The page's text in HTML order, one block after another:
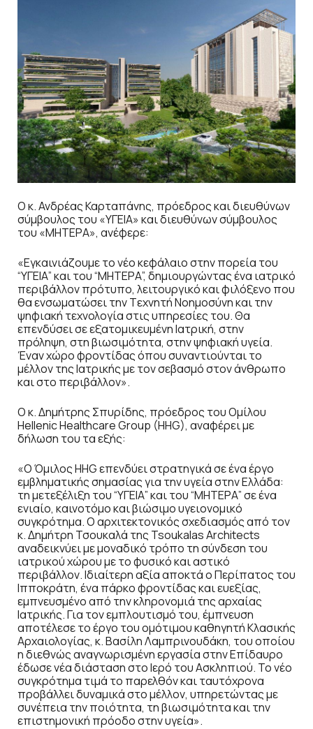
Ο κ. Ανδρέας Καρταπάνης, πρόεδρος και διευθύνων
σύμβουλος του «ΥΓΕΙΑ» και διευθύνων σύμβουλος
του «ΜΗΤΕΡΑ», ανέφερε:
«Εγκαινιάζουμε το νέο κεφάλαιο στην πορεία του
“ΥΓΕΙΑ” και του “ΜΗΤΕΡΑ”, δημιουργώντας ένα ιατρικό
περιβάλλον πρότυπο, λειτουργικό και φιλόξενο που
θα ενσωματώσει την Tεχνητή Nοημοσύνη και την
ψηφιακή τεχνολογία στις υπηρεσίες του. Θα
επενδύσει σε εξατομικευμένη Iατρική, στην
πρόληψη, στη βιωσιμότητα, στην ψηφιακή υγεία.
Έναν χώρο φροντίδας όπου συναντιούνται το
μέλλον της Iατρικής με τον σεβασμό στον άνθρωπο
και στο περιβάλλον».
Ο κ. Δημήτρης Σπυρίδης, πρόεδρος του Ομίλου
Hellenic Healthcare Group (HHG), αναφέρει με
δήλωση του τα εξής:
«Ο Όμιλος HHG επενδύει στρατηγικά σε ένα έργο
εμβληματικής σημασίας για την υγεία στην Ελλάδα:
τη μετεξέλιξη του “ΥΓΕΙΑ” και του “ΜΗΤΕΡΑ” σε ένα
ενιαίο, καινοτόμο και βιώσιμο υγειονομικό
συγκρότημα. Ο αρχιτεκτονικός σχεδιασμός από τον
κ. Δημήτρη Τσουκαλά της Tsoukalas Architects
αναδεικνύει με μοναδικό τρόπο τη σύνδεση του
ιατρικού χώρου με το φυσικό και αστικό
περιβάλλον. Ιδιαίτερη αξία αποκτά ο Περίπατος του
Ιπποκράτη, ένα πάρκο φροντίδας και ευεξίας,
εμπνευσμένο από την κληρονομιά της αρχαίας
Iατρικής. Για τον εμπλουτισμό του, έμπνευση
αποτέλεσε το έργο του ομότιμου καθηγητή Κλασικής
Αρχαιολογίας, κ. Βασίλη Λαμπρινουδάκη, του οποίου
η διεθνώς αναγνωρισμένη εργασία στην Επίδαυρο
έδωσε νέα διάσταση στο Ιερό του Ασκληπιού. Το νέο
συγκρότημα τιμά το παρελθόν και ταυτόχρονα
προβάλλει δυναμικά στο μέλλον, υπηρετώντας με
συνέπεια την ποιότητα, τη βιωσιμότητα και την
επιστημονική πρόοδο στην υγεία».